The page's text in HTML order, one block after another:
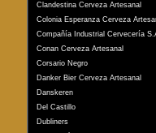
Clandestina Cerveza Artesanal
Colonia Esperanza Cerveza
Compañía Industrial Cervecería
Conan Cerveza Artesanal
Corsario Negro
Danker Bier Cerveza Artesanal
Danskeren
Del Castillo
Dubliners